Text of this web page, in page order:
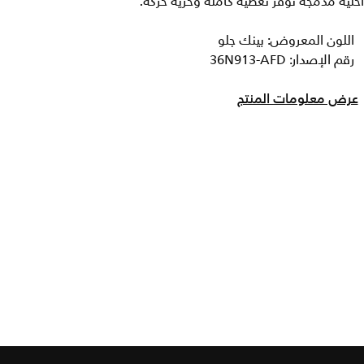
اللون المعروض: بينك جلو
رقم الإصدار: 36N913-AFD
عرض معلومات المنتج